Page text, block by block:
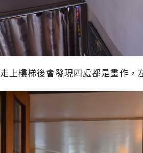
走上樓梯後會發現四處都是畫作，